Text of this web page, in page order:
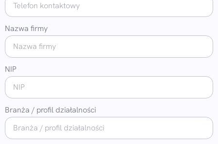
Nazwa firmy
NIP
Branża / profil działalności